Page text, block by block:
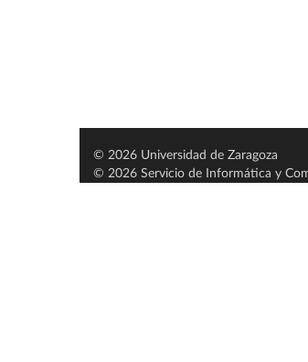
© 2026 Universidad de Zaragoza
© 2026 Servicio de Informática y